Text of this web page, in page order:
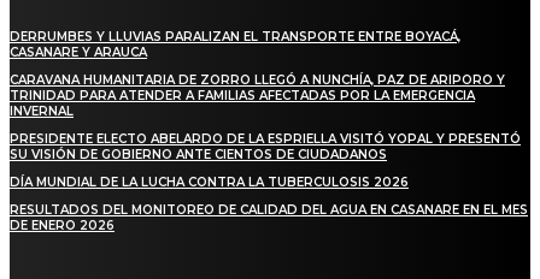
DERRUMBES Y LLUVIAS PARALIZAN EL TRANSPORTE ENTRE BOYACÁ,
CASANARE Y ARAUCA
CARAVANA HUMANITARIA DE ZORRO LLEGÓ A NUNCHÍA, PAZ DE ARIPORO Y
TRINIDAD PARA ATENDER A FAMILIAS AFECTADAS POR LA EMERGENCIA
INVERNAL
PRESIDENTE ELECTO ABELARDO DE LA ESPRIELLA VISITÓ YOPAL Y PRESENTÓ
SU VISIÓN DE GOBIERNO ANTE CIENTOS DE CIUDADANOS
DÍA MUNDIAL DE LA LUCHA CONTRA LA TUBERCULOSIS 2026
RESULTADOS DEL MONITOREO DE CALIDAD DEL AGUA EN CASANARE EN EL MES
DE ENERO 2026